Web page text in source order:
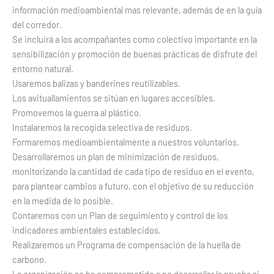
información medioambiental mas relevante, además de en la guía
del corredor.
Se incluirá a los acompañantes como colectivo importante en la
sensibilización y promoción de buenas prácticas de disfrute del
entorno natural.
Usaremos balizas y banderines reutilizables.
Los avituallamientos se sitúan en lugares accesibles.
Promovemos la guerra al plástico.
Instalaremos la recogida selectiva de residuos.
Formaremos medioambientalmente a nuestros voluntarios.
Desarrollaremos un plan de minimización de residuos,
monitorizando la cantidad de cada tipo de residuo en el evento,
para plantear cambios a futuro, con el objetivo de su reducción
en la medida de lo posible.
Contaremos con un Plan de seguimiento y control de los
indicadores ambientales establecidos.
Realizaremos un Programa de compensación de la huella de
carbono.